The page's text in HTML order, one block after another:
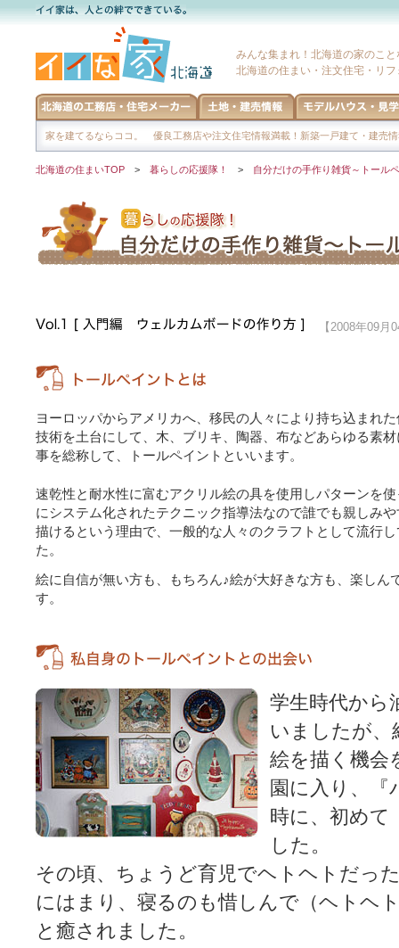
みんな集まれ！北海道の家のこ
北海道の住まい・注文住宅・リ
家を建てるならココ。 優良工務店や注文住宅情報満載！新築一戸建て・建売
北海道の住まいTOP > 暮らしの応援隊！ > 自分だけの手作り雑貨～トール
【2008年09月
ヨーロッパからアメリカへ、移民の人々により持ち込まれ
技術を土台にして、木、ブリキ、陶器、布などあらゆる素
事を総称して、トールペイントといいます。
速乾性と耐水性に富むアクリル絵の具を使用しパターンを
にシステム化されたテクニック指導法なので誰でも親しみ
描けるという理由で、一般的な人々のクラフトとして流行
た。
絵に自信が無い方も、もちろん♪絵が大好きな方も、楽しん
す。
学生時代から
いましたが、
絵を描く機会
園に入り、『
時に、初めて
した。
その頃、ちょうど育児でヘトヘトだっ
にはまり、寝るのも惜しんで（ヘトヘ
と癒されました。